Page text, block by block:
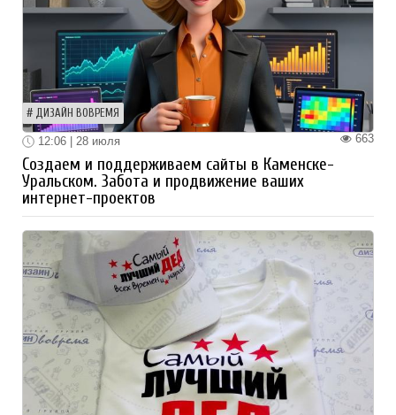
ДИЗАЙН ВОВРЕМЯ
663
12:06 | 28 июля
Создаем и поддерживаем сайты в Каменске-
Уральском. Забота и продвижение ваших
интернет-проектов